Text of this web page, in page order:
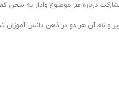
درباره هر موضوع وادار به سخن
و نام آن هر دو در ذهن دانش آموزان